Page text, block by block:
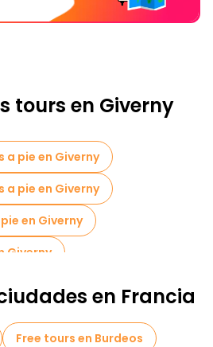
tours en Giverny
a pie en Giverny
a pie en Giverny
en Giverny
Giverny
en Francia
Free tours en Burdeos